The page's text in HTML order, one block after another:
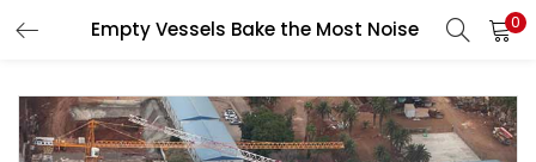
Empty Vessels Bake the Most Noise 0
LOGIN
Enter your username and password to login.